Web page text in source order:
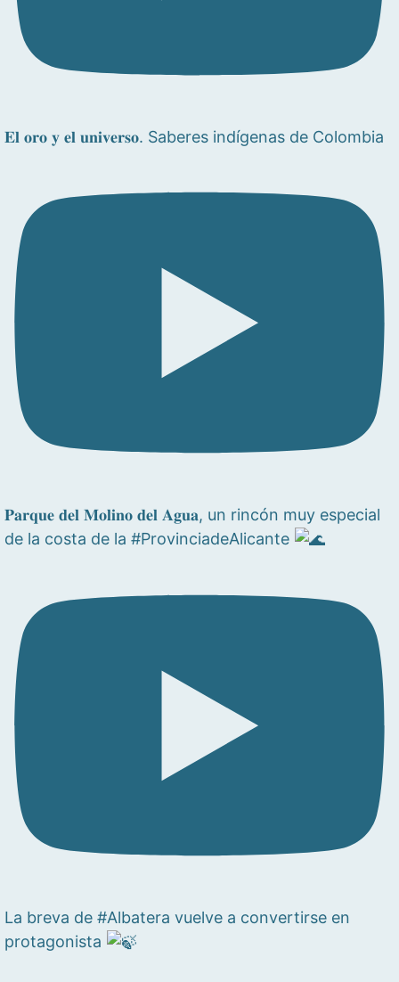
𝐄𝐥 𝐨𝐫𝐨 𝐲 𝐞𝐥 𝐮𝐧𝐢𝐯𝐞𝐫𝐬𝐨. Saberes indígenas de Colombia
𝐏𝐚𝐫𝐪𝐮𝐞 𝐝𝐞𝐥 𝐌𝐨𝐥𝐢𝐧𝐨 𝐝𝐞𝐥 𝐀𝐠𝐮𝐚, un rincón muy especial
de la costa de la #ProvinciadeAlicante
La breva de #Albatera vuelve a convertirse en
protagonista